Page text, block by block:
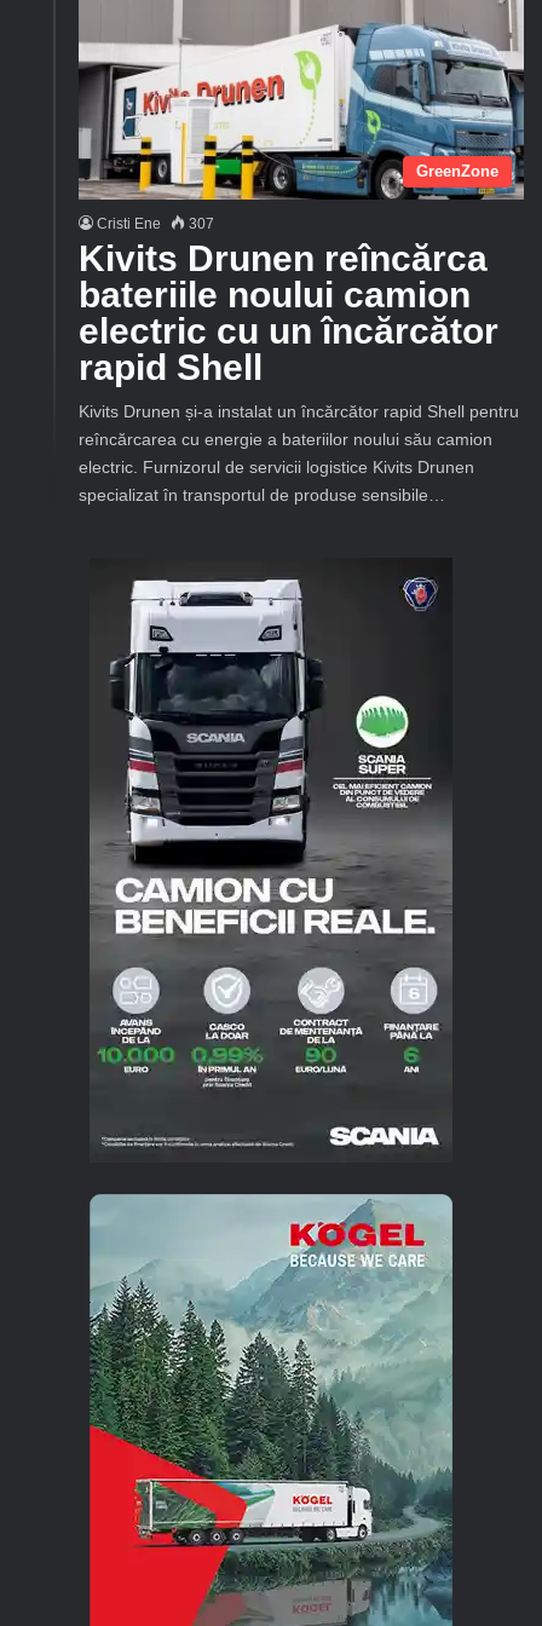
GreenZone
Cristi Ene 307
Kivits Drunen reîncărca
bateriile noului camion
electric cu un încărcător
rapid Shell
Kivits Drunen și-a instalat un încărcător rapid Shell pentru
reîncărcarea cu energie a bateriilor noului său camion
electric. Furnizorul de servicii logistice Kivits Drunen
specializat în transportul de produse sensibile…